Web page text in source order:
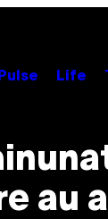
Pulse Life
au